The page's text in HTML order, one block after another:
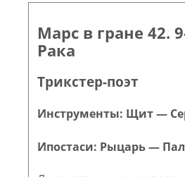
Марс в гране 42.
Рака
Трикстер-поэт
Инструменты: Щит —
Ипостаси: Рыцарь —